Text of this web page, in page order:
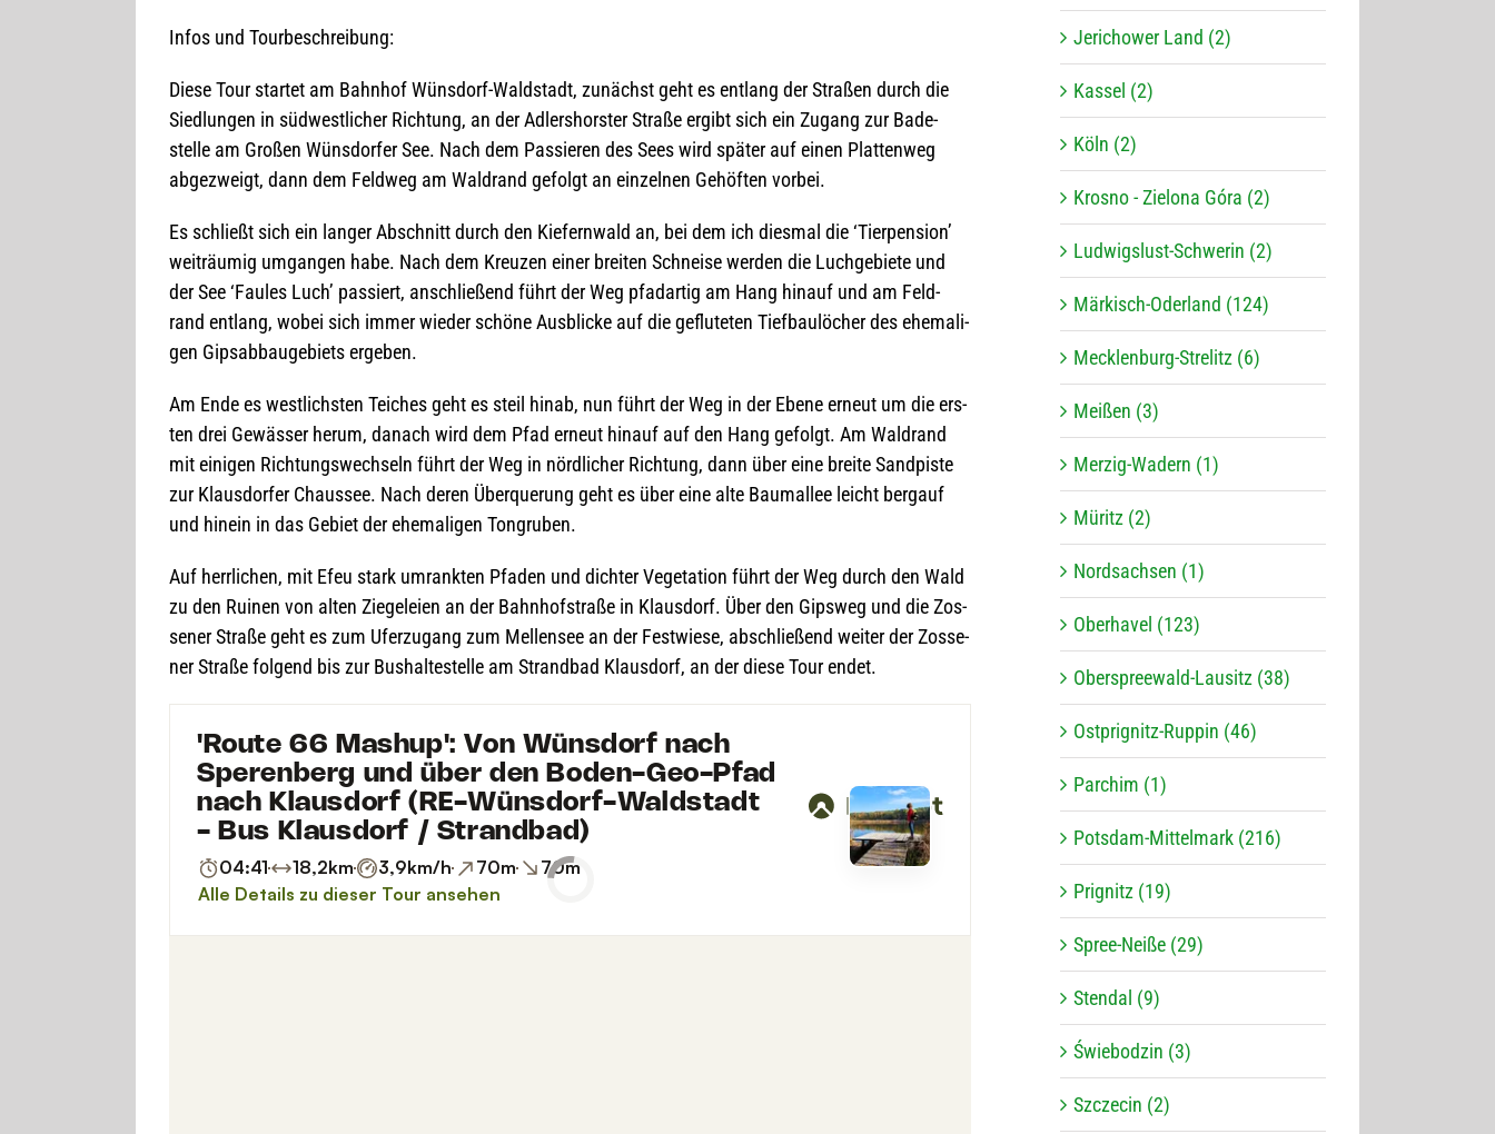
Infos und Tourbeschreibung:
Diese Tour star­tet am Bahn­hof Wüns­dorf-Wald­stadt, zunächst geht es ent­lang der Stra­ßen durch die
Sied­lun­gen in süd­west­li­cher Rich­tung, an der Adler­shors­ter Straße ergibt sich ein Zugang zur Bade­
stelle am Gro­ßen Wüns­dor­fer See. Nach dem Pas­sie­ren des Sees wird spä­ter auf einen Plat­ten­weg
abge­zweigt, dann dem Feld­weg am Wald­rand gefolgt an ein­zel­nen Gehöf­ten vorbei.
Es schließt sich ein lan­ger Abschnitt durch den Kie­fern­wald an, bei dem ich dies­mal die ‘Tier­pen­sion’
weit­räu­mig umgan­gen habe. Nach dem Kreu­zen einer brei­ten Schneise wer­den die Luch­ge­biete und
der See ‘Fau­les Luch’ pas­siert, anschlie­ßend führt der Weg pfad­ar­tig am Hang hin­auf und am Feld­
rand ent­lang, wobei sich immer wie­der schöne Aus­bli­cke auf die geflu­te­ten Tief­bau­lö­cher des ehe­ma­li­
gen Gips­ab­bau­ge­biets ergeben.
Am Ende es west­lichs­ten Tei­ches geht es steil hinab, nun führt der Weg in der Ebene erneut um die ers­
ten drei Gewäs­ser herum, danach wird dem Pfad erneut hin­auf auf den Hang gefolgt. Am Wald­rand
mit eini­gen Rich­tungs­wech­seln führt der Weg in nörd­li­cher Rich­tung, dann über eine breite Sand­piste
zur Klaus­dor­fer Chaus­see. Nach deren Über­que­rung geht es über eine alte Baum­al­lee leicht berg­auf
und hin­ein in das Gebiet der ehe­ma­li­gen Tongruben.
Auf herr­li­chen, mit Efeu stark umrank­ten Pfa­den und dich­ter Vege­ta­tion führt der Weg durch den Wald
zu den Rui­nen von alten Zie­ge­leien an der Bahn­hof­straße in Klaus­dorf. Über den Gips­weg und die Zos­
se­ner Straße geht es zum Ufer­zu­gang zum Mel­len­see an der Fest­wiese, abschlie­ßend wei­ter der Zos­se­
ner Straße fol­gend bis zur Bus­hal­te­stelle am Strand­bad Klaus­dorf, an der diese Tour endet.
Jerichower Land (2)
Kassel (2)
Köln (2)
Krosno - Zielona Góra (2)
Ludwigslust-Schwerin (2)
Märkisch-Oderland (124)
Mecklenburg-Strelitz (6)
Meißen (3)
Merzig-Wadern (1)
Müritz (2)
Nordsachsen (1)
Oberhavel (123)
Oberspreewald-Lausitz (38)
Ostprignitz-Ruppin (46)
Parchim (1)
Potsdam-Mittelmark (216)
Prignitz (19)
Spree-Neiße (29)
Stendal (9)
Świebodzin (3)
Szczecin (2)